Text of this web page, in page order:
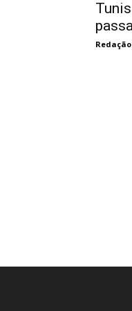
Redação